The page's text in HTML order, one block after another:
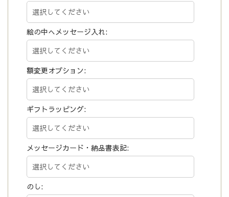
絵の中へメッセージ入れ:
額変更オプション:
ギフトラッピング:
メッセージカード・納品書表記:
のし: